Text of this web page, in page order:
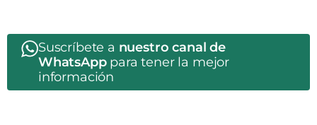
Suscríbete a nuestro canal de
WhatsApppara tener la mejor
información